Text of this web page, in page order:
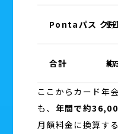
Pontaパス ク約
合計 約
ここからカード年
も、 年間で約
月額料金に換算す